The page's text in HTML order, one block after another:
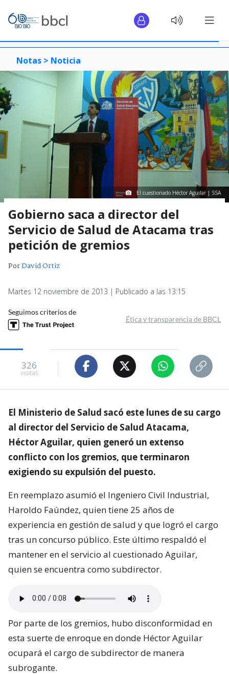
Notas > Noticia
El cuestionado Héctor Aguilar | SSA
Gobierno saca a director del
Servicio de Salud de Atacama tras
petición de gremios
PorDavid Ortiz
Martes 12 noviembre de 2013 | Publicado a las 13:15
Seguimos criterios de
Ética y transparencia de BBCL
326
visitas
El Ministerio de Salud sacó este lunes de su cargo
al director del Servicio de Salud Atacama,
Héctor Aguilar, quien generó un extenso
conflicto con los gremios, que terminaron
exigiendo su expulsión del puesto.
En reemplazo asumió el Ingeniero Civil Industrial,
Haroldo Faúndez, quien tiene 25 años de
experiencia en gestión de salud y que logró el cargo
tras un concurso público. Este último respaldó el
mantener en el servicio al cuestionado Aguilar,
quien se encuentra como subdirector.
Por parte de los gremios, hubo disconformidad en
esta suerte de enroque en donde Héctor Aguilar
ocupará el cargo de subdirector de manera
subrogante.